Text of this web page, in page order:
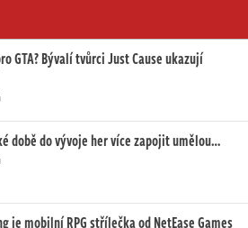
GTA? Bývalí tvůrci Just Cause ukazují
době do vývoje her více zapojit umělou…
je mobilní RPG střílečka od NetEase Games